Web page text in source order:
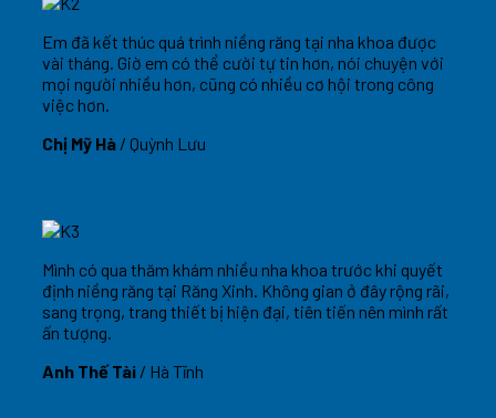
Em đã kết thúc quá trình niềng răng tại nha khoa được
vài tháng. Giờ em có thể cười tự tin hơn, nói chuyện với
mọi người nhiều hơn, cũng có nhiều cơ hội trong công
việc hơn.
Chị Mỹ Hà / Quỳnh Lưu
Mình có qua thăm khám nhiều nha khoa trước khi quyết
định niềng răng tại Răng Xinh. Không gian ở đây rộng rãi,
sang trọng, trang thiết bị hiện đại, tiên tiến nên mình rất
ấn tượng.
Anh Thế Tài / Hà Tĩnh